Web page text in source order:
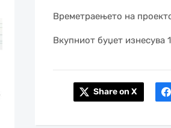
Времетраењето на
Вкупниот буџет изнесува
Share on X